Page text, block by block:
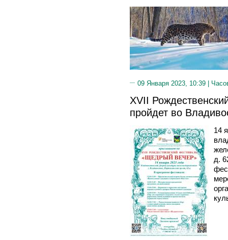
09 Января 2023, 10:39 |
XVII
пройдет во
14
д.